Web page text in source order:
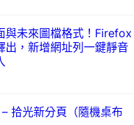
與未來圖檔格式！Firefox
出，新增網址列一鍵靜音
拾光新分頁（隨機桌布